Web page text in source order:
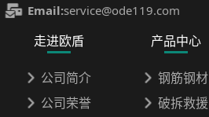
Email:service@ode119.com
走进欧盾
公司简介
公司荣誉
产品中心
钢筋钢材
破拆救援